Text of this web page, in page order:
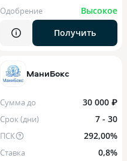
Одобрение
Высокое
Получить
МаниБокс
Сумма до 30 000 ₽
Срок (дни) 7 - 30
ПСК 292,00%
Ставка 0,8%